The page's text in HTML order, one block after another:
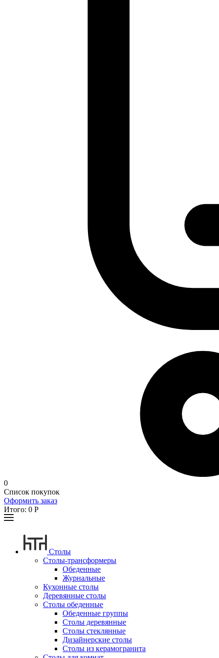
0
Список покупок
Оформить заказ
Итого: 0 Р
Столы
Столы-трансформеры
Обеденные
Журнальные
Кухонные столы
Деревянные столы
Столы обеденные
Обеденные группы
Столы деревянные
Столы стеклянные
Дизайнерские столы
Столы из керамогранита